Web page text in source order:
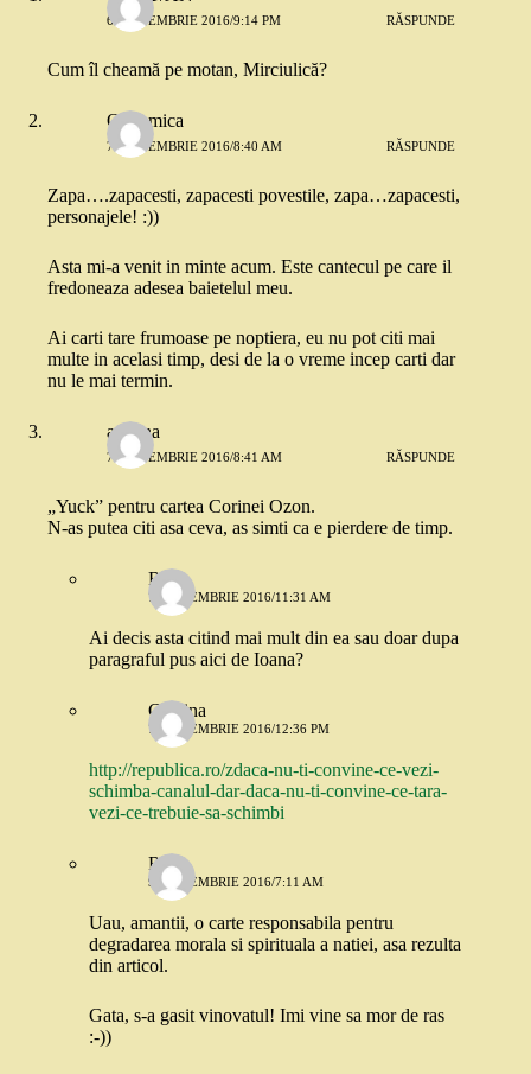
6 SEPTEMBRIE 2016/9:14 PM RĂSPUNDE
Cum îl cheamă pe motan, Mirciulică?
O mamica
7 SEPTEMBRIE 2016/8:40 AM RĂSPUNDE
Zapa….zapacesti, zapacesti povestile, zapa…zapacesti,
personajele! :))
Asta mi-a venit in minte acum. Este cantecul pe care il
fredoneaza adesea baietelul meu.
Ai carti tare frumoase pe noptiera, eu nu pot citi mai
multe in acelasi timp, desi de la o vreme incep carti dar
nu le mai termin.
adnana
7 SEPTEMBRIE 2016/8:41 AM RĂSPUNDE
„Yuck” pentru cartea Corinei Ozon.
N-as putea citi asa ceva, as simti ca e pierdere de timp.
Rox
7 SEPTEMBRIE 2016/11:31 AM
Ai decis asta citind mai mult din ea sau doar dupa
paragraful pus aici de Ioana?
Cristina
7 SEPTEMBRIE 2016/12:36 PM
http://republica.ro/zdaca-nu-ti-convine-ce-vezi-
schimba-canalul-dar-daca-nu-ti-convine-ce-tara-
vezi-ce-trebuie-sa-schimbi
Robo
9 SEPTEMBRIE 2016/7:11 AM
Uau, amantii, o carte responsabila pentru
degradarea morala si spirituala a natiei, asa rezulta
din articol.
Gata, s-a gasit vinovatul! Imi vine sa mor de ras
:-))